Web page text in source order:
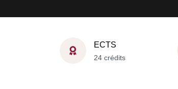
ECTS
24 crédits